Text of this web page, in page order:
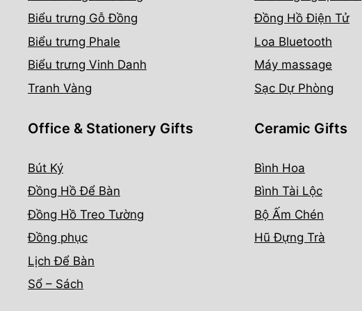
Biểu trưng Gỗ Đồng
Biểu trưng Phale
Biểu trưng Vinh Danh
Tranh Vàng
Office & Stationery Gifts
Bút Ký
Đồng Hồ Để Bàn
Đồng Hồ Treo Tường
Đồng phục
Lịch Để Bàn
Sổ – Sách
Đồng Hồ Điện Tử
Loa Bluetooth
Máy massage
Sạc Dự Phòng
Ceramic Gifts
Bình Hoa
Bình Tài Lộc
Bộ Ấm Chén
Hũ Đựng Trà